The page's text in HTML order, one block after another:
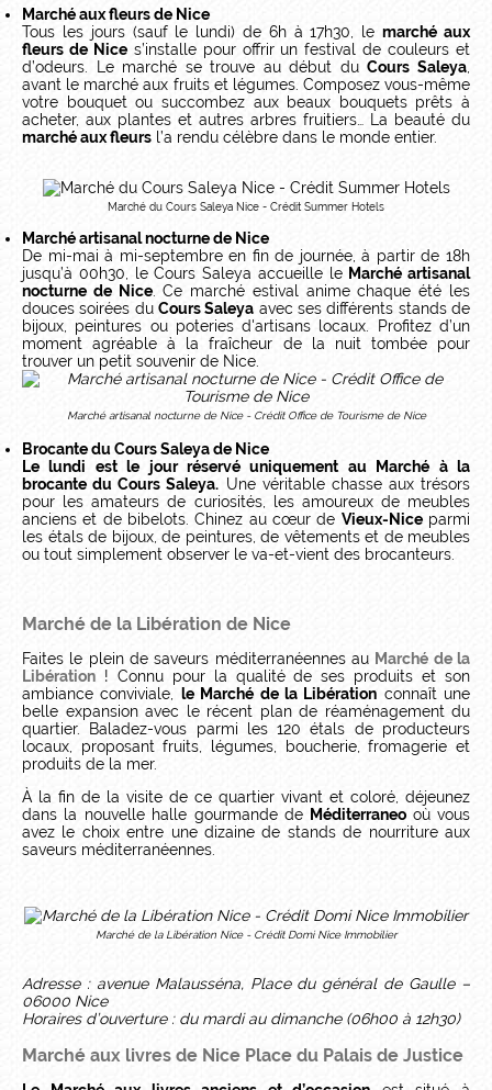
Marché aux fleurs de Nice
Tous les jours (sauf le lundi) de 6h à 17h30, lemarché aux
fleurs de Nices’installe pour offrir un festival de couleurs et
d’odeurs. Le marché se trouve au début duCours Saleya
avant le marché aux fruits et légumes. Composez vous-même
votre bouquet ou succombez aux beaux bouquets prêts à
acheter, aux plantes et autres arbres fruitiers… La beauté du
marché aux fleurs l’a rendu célèbre dans le monde entier.
Marché du Cours Saleya Nice - Crédit Summer Hotels​
Marché artisanal nocturne de Nice
De mi-mai à mi-septembre en fin de journée, à partir de 18h
jusqu’à 00h30, le Cours Saleya accueille le Marché artisanal
nocturne de Nice. Ce marché estival anime chaque été les
douces soirées du Cours Saleya avec ses différents stands de
bijoux, peintures ou poteries d'artisans locaux. Profitez d’un
moment agréable à la fraîcheur de la nuit tombée pour
trouver un petit souvenir de Nice.​
Marché artisanal nocturne de Nice - Crédit Office de Tourisme de Nice​
Brocante du Cours Saleya de Nice
Le lundi est le jour réservé uniquement au Marché à la
brocante du Cours Saleya. Une véritable chasse aux trésors
pour les amateurs de curiosités, les amoureux de meubles
anciens et de bibelots. Chinez au cœur de Vieux-Niceparmi
les étals de bijoux, de peintures, de vêtements et de meubles
ou tout simplement observer le va-et-vient des brocanteurs.
Marché de la Libération de Nice
Faites le plein de saveurs méditerranéennes au Marché de la
Libération ! Connu pour la qualité de ses produits et son
ambiance conviviale,
le Marché de la Libération connaît une
belle expansion avec le récent plan de réaménagement du
quartier. Baladez-vous parmi les 120 étals de producteurs
locaux, proposant fruits, légumes, boucherie, fromagerie et
produits de la mer.
À la fin de la visite de ce quartier vivant et coloré, déjeunez
dans la nouvelle halle gourmande de Méditerraneo où vous
avez le choix entre une dizaine de stands de nourriture aux
saveurs méditerranéennes.
Marché de la Libération Nice - Crédit Domi Nice Immobilier
Adresse : avenue Malausséna, Place du général de Gaulle –
06000 Nice
Horaires d’ouverture : du mardi au dimanche (06h00 à 12h30)
Marché aux livres de Nice Place du Palais de Justice